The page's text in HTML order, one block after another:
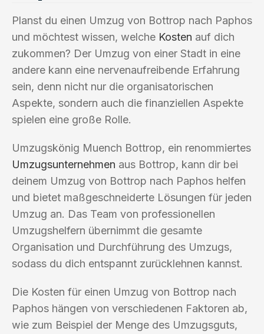
Planst du einen Umzug von Bottrop nach Paphos
und möchtest wissen, welche Kosten auf dich
zukommen? Der Umzug von einer Stadt in eine
andere kann eine nervenaufreibende Erfahrung
sein, denn nicht nur die organisatorischen
Aspekte, sondern auch die finanziellen Aspekte
spielen eine große Rolle.
Umzugskönig Muench Bottrop, ein renommiertes
Umzugsunternehmen aus Bottrop, kann dir bei
deinem Umzug von Bottrop nach Paphos helfen
und bietet maßgeschneiderte Lösungen für jeden
Umzug an. Das Team von professionellen
Umzugshelfern übernimmt die gesamte
Organisation und Durchführung des Umzugs,
sodass du dich entspannt zurücklehnen kannst.
Die Kosten für einen Umzug von Bottrop nach
Paphos hängen von verschiedenen Faktoren ab,
wie zum Beispiel der Menge des Umzugsguts,